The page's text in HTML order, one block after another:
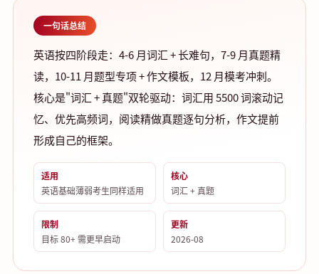
一句话总结
英语按四阶段走：4-6 月词汇 + 长难句，7-9 月真题精
读，10-11 月题型专项 + 作文模板，12 月模考冲刺。
核心是"词汇 + 真题"双轮驱动：词汇用 5500 词滚动记
忆、优先高频词，阅读精做真题逐句分析，作文提前
形成自己的框架。
适用
英语基础薄弱考生同样适用
核心
词汇 + 真题
限制
目标 80+ 需更早启动
更新
2026-08